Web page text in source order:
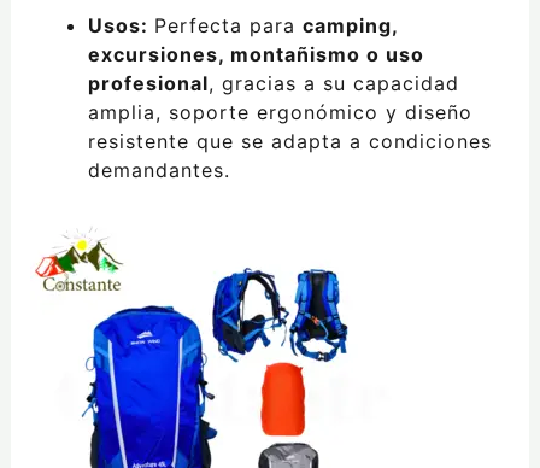
Usos: Perfecta para camping,
excursiones, montañismo o uso
profesional, gracias a su capacidad
amplia, soporte ergonómico y diseño
resistente que se adapta a condiciones
demandantes.